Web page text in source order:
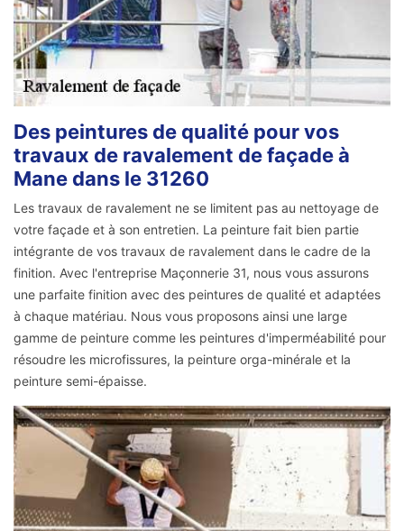
Des peintures de qualité pour vos
travaux de ravalement de façade à
Mane dans le 31260
Les travaux de ravalement ne se limitent pas au nettoyage de
votre façade et à son entretien. La peinture fait bien partie
intégrante de vos travaux de ravalement dans le cadre de la
finition. Avec l'entreprise Maçonnerie 31, nous vous assurons
une parfaite finition avec des peintures de qualité et adaptées
à chaque matériau. Nous vous proposons ainsi une large
gamme de peinture comme les peintures d'imperméabilité pour
résoudre les microfissures, la peinture orga-minérale et la
peinture semi-épaisse.